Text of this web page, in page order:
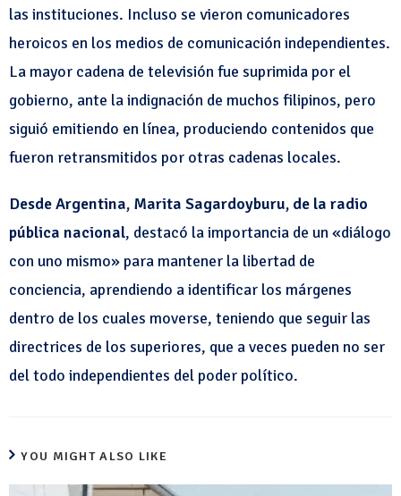
las instituciones. Incluso se vieron comunicadores
heroicos en los medios de comunicación independientes.
La mayor cadena de televisión fue suprimida por el
gobierno, ante la indignación de muchos filipinos, pero
siguió emitiendo en línea, produciendo contenidos que
fueron retransmitidos por otras cadenas locales.
Desde Argentina, Marita Sagardoyburu, de la radio
pública nacional, destacó la importancia de un «diálogo
con uno mismo» para mantener la libertad de
conciencia, aprendiendo a identificar los márgenes
dentro de los cuales moverse, teniendo que seguir las
directrices de los superiores, que a veces pueden no ser
del todo independientes del poder político.
YOU MIGHT ALSO LIKE